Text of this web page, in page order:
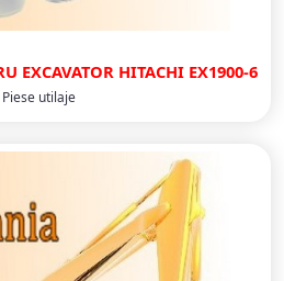
EXCAVATOR HITACHI EX1900-6
Piese utilaje